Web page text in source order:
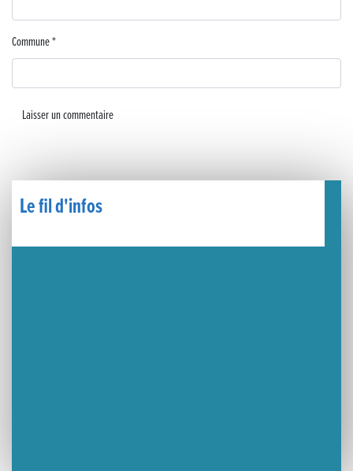
BOCA no BECO pour le lancement du Couleurs Jazz Festival !
Une visite pleine de saveurs à La Ferme du Coq Bressan à Courlaoux !
Le Carnavélo 2025 a illuminé Lons-le-Saunier !
Le fil d'infos
Commune*